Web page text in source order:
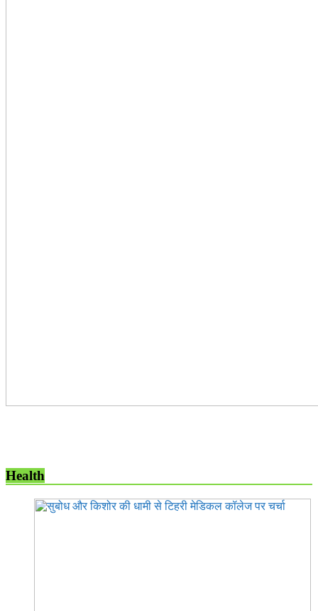
Health